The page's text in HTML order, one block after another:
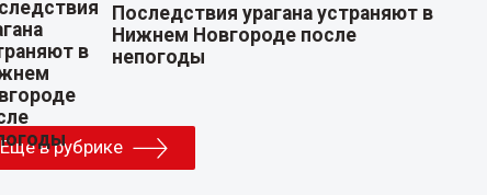
Последствия урагана устраняют в
Нижнем Новгороде после
непогоды
Еще в рубрике